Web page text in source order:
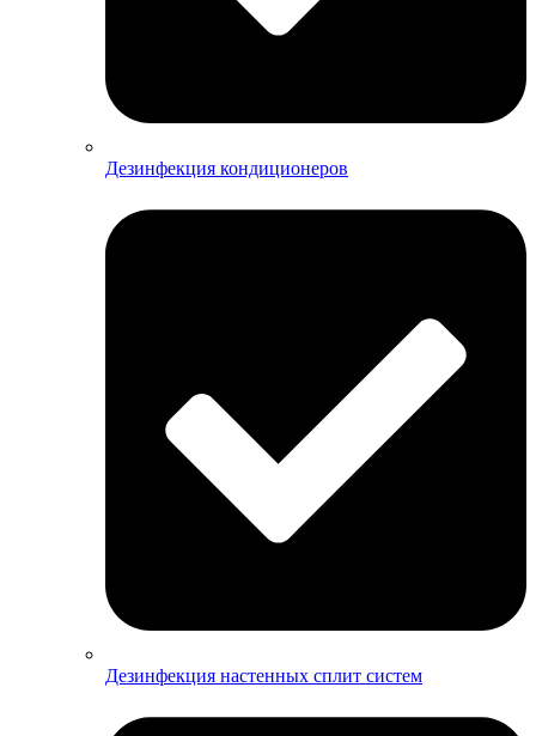
Дезинфекция кондиционеров
Дезинфекция настенных сплит систем